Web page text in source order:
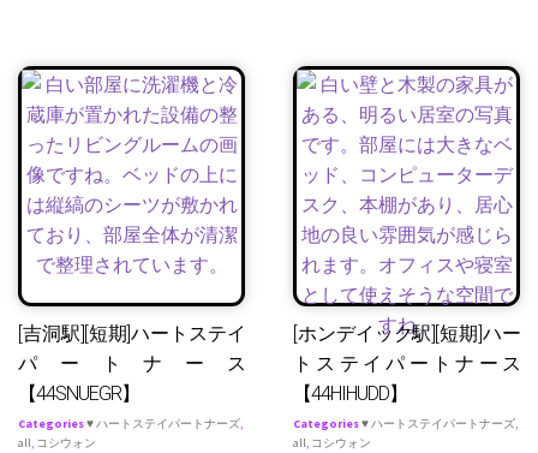
[吉洞駅][短期]ハートステイ
パートナース
【44SNUEGR】
Categories♥ ハートステイパートナーズ,
all, コシウォン
[ホンデイック駅][短期]ハー
トステイパートナース
【44HIHUDD】
Categories♥ ハートステイパートナーズ,
all, コシウォン